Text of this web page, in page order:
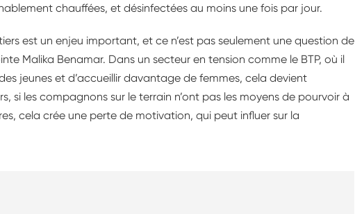
chauffées, et désinfectées au moins une fois par jour.
est un enjeu important, et ce n’est pas seulement une question de
Malika Benamar. Dans un secteur en tension comme le BTP, où il
jeunes et d’accueillir davantage de femmes, cela devient
si les compagnons sur le terrain n’ont pas les moyens de pourvoir à
cela crée une perte de motivation, qui peut influer sur la